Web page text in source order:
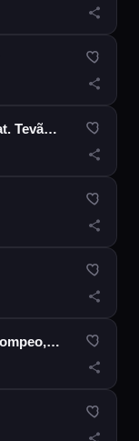
Som da Liberdade (feat. Tevão Lino & Ivair Filho) (Remix)
Seu Amor ft Isadora Pompeo, Eli Soares